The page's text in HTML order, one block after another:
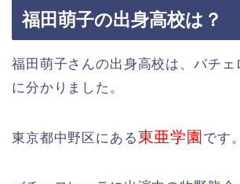
福田萌子の出身高校は？
福田萌子さんの出身高校は、バチェ
に分かりました。
東京都中野区にある東亜学園 です。